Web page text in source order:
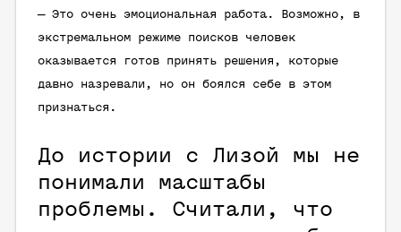
— Это очень эмоциональная работа. Возможно, в
экстремальном режиме поисков человек
оказывается готов принять решения, которые
давно назревали, но он боялся себе в этом
признаться.
До истории с Лизой мы не
понимали масштабы
проблемы. Считали, что